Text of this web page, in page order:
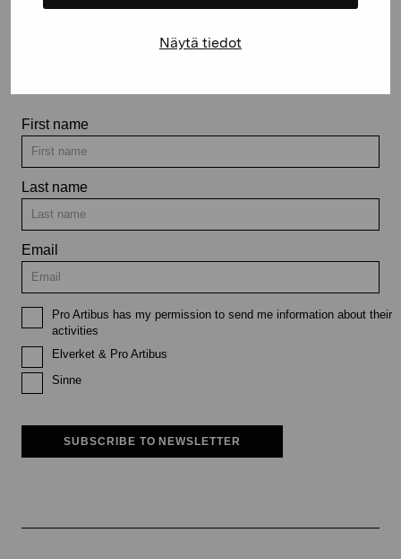
Näytä tiedot
Stay up-to-date on our
First name
Last name
Email
Pro Artibus has my permission to send me information about their
activities
Elverket & Pro Artibus
Sinne
SUBSCRIBE TO NEWSLETTER